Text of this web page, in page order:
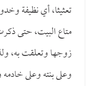
تعثيثا، أي نظيفة
متاع البيت، حتى
زوجها وتعلقت به،
وعلى بنته وعلى